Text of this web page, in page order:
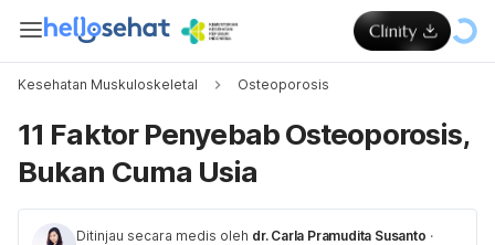
Kesehatan Muskuloskeletal Osteoporosis
11 Faktor Penyebab Osteoporosis,
Bukan Cuma Usia
Ditinjau secara medis oleh dr. Carla Pramudita Susanto ·